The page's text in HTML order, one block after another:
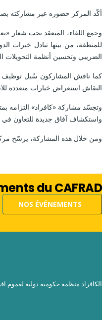
أكّد المركز حضوره عبر مشاركته بصفة مراقبا في هذا الاجتماع،
وجمع اللقاء، المنعقد تحت شعار
للمنطقة، من بينها تبادل خبرات
الضريبي وتحسين أنظمة التحويلات
كما ناقش المشاركون سُبل توظيف
النقاش استعراض خيارات متعددة
وتجسّد مشاركة «كافراد» التزامه
واستكشاف آفاق جديدة للتعاون في
ومن خلال هذه المشاركة، يرسّخ
du CAFRAD?
NOS ÉVÉNEMENTS
الكافراد منظمة حكومية دولية لعموم افريقيا تم انشائها سنة 1964 من طرف